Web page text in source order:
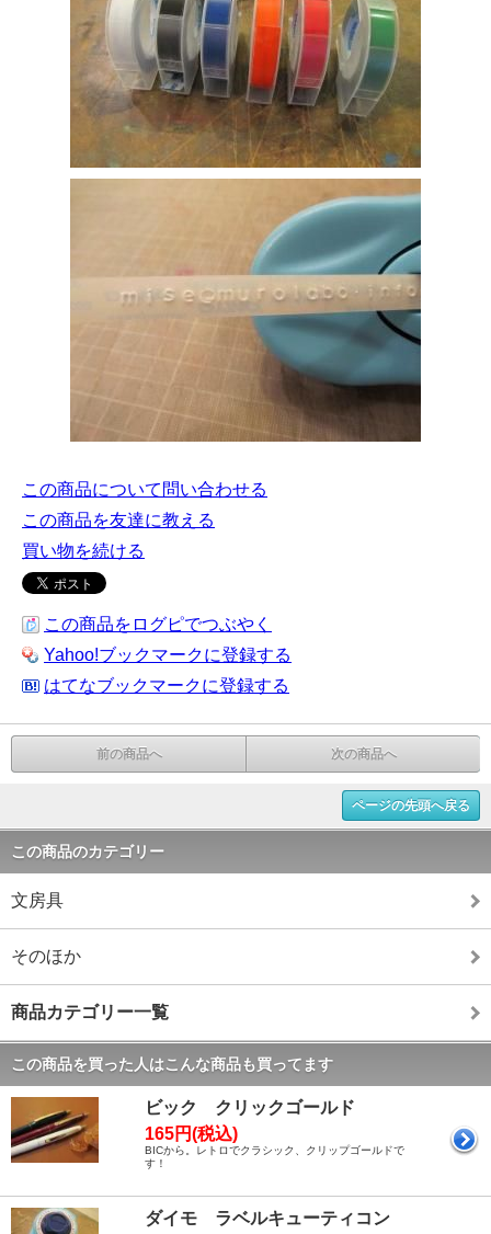
この商品について問い合わせる
この商品を友達に教える
買い物を続ける
この商品をログピでつぶやく
Yahoo!ブックマークに登録する
はてなブックマークに登録する
前の商品へ 次の商品へ
ページの先頭へ戻る
この商品のカテゴリー
文房具
そのほか
商品カテゴリー一覧
この商品を買った人はこんな商品も買ってます
ビック クリックゴールド
165円(税込)
BICから。レトロでクラシック、クリップゴールドで
す！
ダイモ ラベルキューティコン